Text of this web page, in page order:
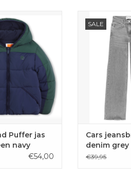
winterjas in
en groen met
en aan de
Timberland.
AAN
Puffer jas
navy
€54,00
SALE
De Yara
Jeans is dé
hippe
Cars
denim grey
€39,95